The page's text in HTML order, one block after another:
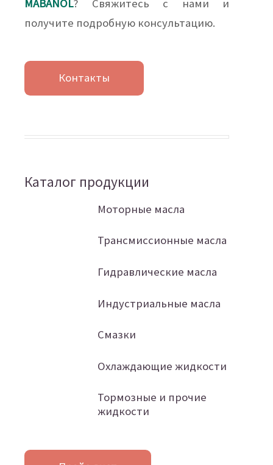
MABANOL? Свяжитесь с нами и
получите подробную консультацию.
Контакты
Каталог продукции
Моторные масла
Трансмиссионные масла
Гидравлические масла
Индустриальные масла
Смазки
Охлаждающие жидкости
Тормозные и прочие
жидкости